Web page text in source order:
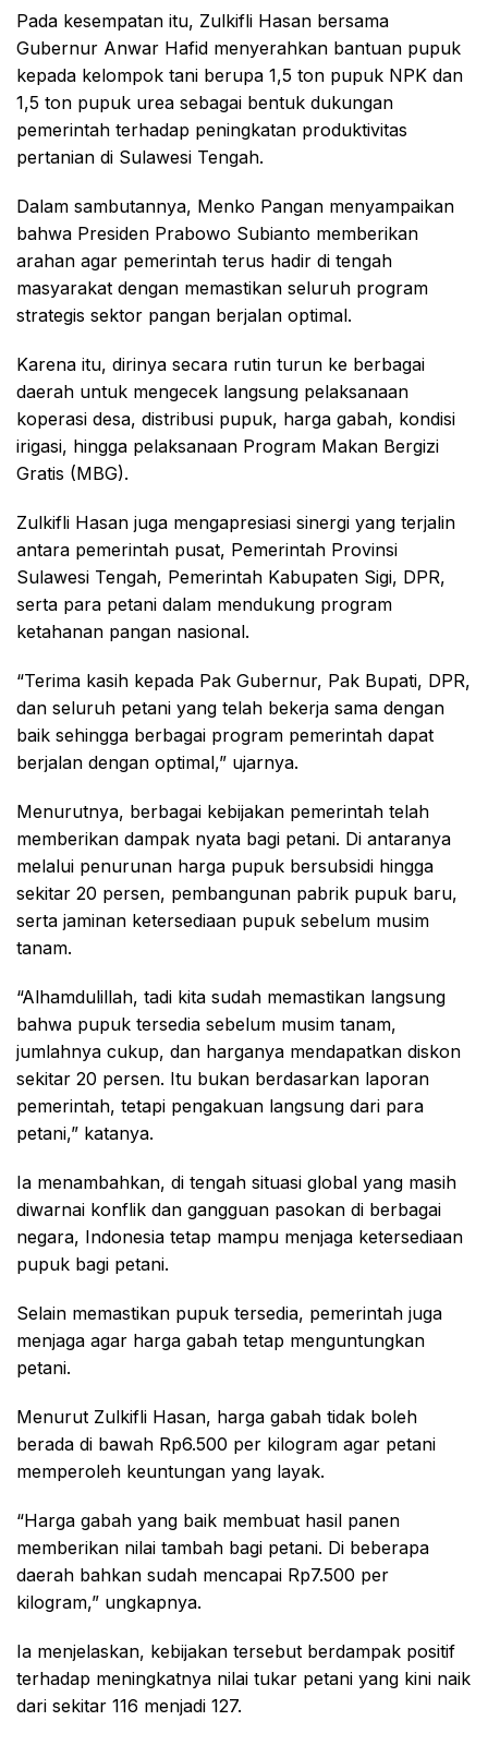
Pada kesempatan itu, Zulkifli Hasan bersama
Gubernur Anwar Hafid menyerahkan bantuan pupuk
kepada kelompok tani berupa 1,5 ton pupuk NPK dan
1,5 ton pupuk urea sebagai bentuk dukungan
pemerintah terhadap peningkatan produktivitas
pertanian di Sulawesi Tengah.
Dalam sambutannya, Menko Pangan menyampaikan
bahwa Presiden Prabowo Subianto memberikan
arahan agar pemerintah terus hadir di tengah
masyarakat dengan memastikan seluruh program
strategis sektor pangan berjalan optimal.
Karena itu, dirinya secara rutin turun ke berbagai
daerah untuk mengecek langsung pelaksanaan
koperasi desa, distribusi pupuk, harga gabah, kondisi
irigasi, hingga pelaksanaan Program Makan Bergizi
Gratis (MBG).
Zulkifli Hasan juga mengapresiasi sinergi yang terjalin
antara pemerintah pusat, Pemerintah Provinsi
Sulawesi Tengah, Pemerintah Kabupaten Sigi, DPR,
serta para petani dalam mendukung program
ketahanan pangan nasional.
“Terima kasih kepada Pak Gubernur, Pak Bupati, DPR,
dan seluruh petani yang telah bekerja sama dengan
baik sehingga berbagai program pemerintah dapat
berjalan dengan optimal,” ujarnya.
Menurutnya, berbagai kebijakan pemerintah telah
memberikan dampak nyata bagi petani. Di antaranya
melalui penurunan harga pupuk bersubsidi hingga
sekitar 20 persen, pembangunan pabrik pupuk baru,
serta jaminan ketersediaan pupuk sebelum musim
tanam.
“Alhamdulillah, tadi kita sudah memastikan langsung
bahwa pupuk tersedia sebelum musim tanam,
jumlahnya cukup, dan harganya mendapatkan diskon
sekitar 20 persen. Itu bukan berdasarkan laporan
pemerintah, tetapi pengakuan langsung dari para
petani,” katanya.
Ia menambahkan, di tengah situasi global yang masih
diwarnai konflik dan gangguan pasokan di berbagai
negara, Indonesia tetap mampu menjaga ketersediaan
pupuk bagi petani.
Selain memastikan pupuk tersedia, pemerintah juga
menjaga agar harga gabah tetap menguntungkan
petani.
Menurut Zulkifli Hasan, harga gabah tidak boleh
berada di bawah Rp6.500 per kilogram agar petani
memperoleh keuntungan yang layak.
“Harga gabah yang baik membuat hasil panen
memberikan nilai tambah bagi petani. Di beberapa
daerah bahkan sudah mencapai Rp7.500 per
kilogram,” ungkapnya.
Ia menjelaskan, kebijakan tersebut berdampak positif
terhadap meningkatnya nilai tukar petani yang kini naik
dari sekitar 116 menjadi 127.